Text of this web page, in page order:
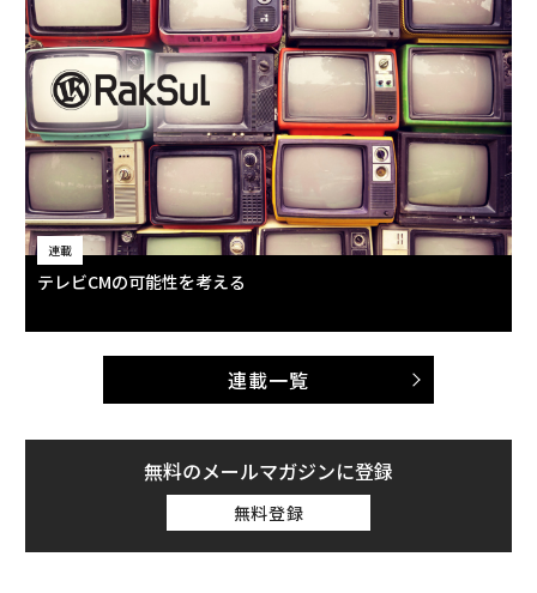
連載
テレビCMの可能性を考える
連載一覧
無料のメールマガジンに登録
無料登録